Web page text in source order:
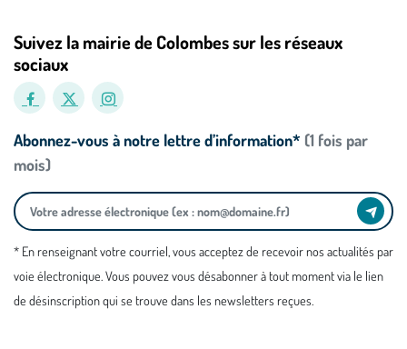
Suivez la mairie de Colombes sur les réseaux
sociaux
Abonnez-vous à notre lettre d’information* (1 fois par
mois)
* En renseignant votre courriel, vous acceptez de recevoir nos actualités par
voie électronique. Vous pouvez vous désabonner à tout moment via le lien
de désinscription qui se trouve dans les newsletters reçues.